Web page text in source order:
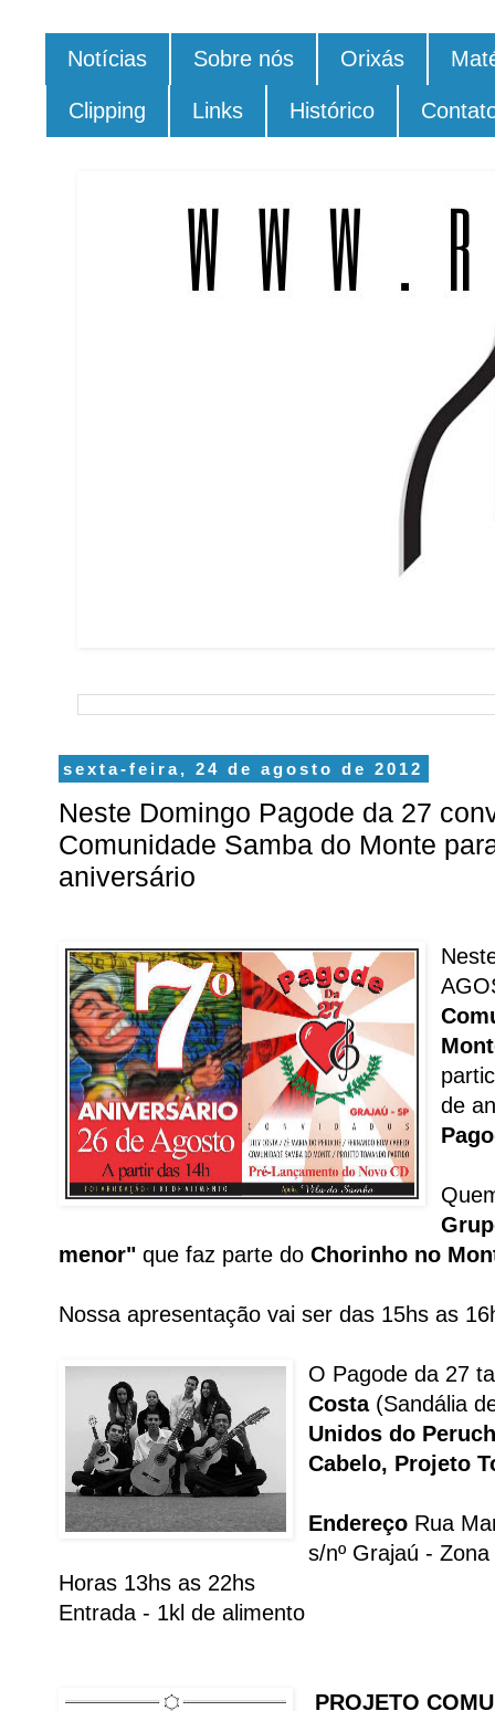
Notícias Sobre nós Orixás
Clipping Links Histórico
sexta-feira, 24 de agosto de 2012
Neste Domingo Pagode da 27
Comunidade Samba do Monte
aniversário
de
menor" que faz parte do Chorinho no
Nossa apresentação vai ser das 15hs as
O Pagode da 27
Costa(Sandália
Unidos do
Cabelo, Projeto
Endereço Rua
s/nº Grajaú -
Horas 13hs as 22hs
Entrada - 1kl de alimento
PROJETO